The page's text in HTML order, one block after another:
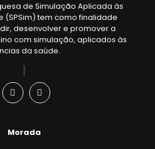
de Simulação Aplicada às
(SPSim) tem como finalidade
desenvolver e promover a
com simulação, aplicados às
da saúde.
Morada